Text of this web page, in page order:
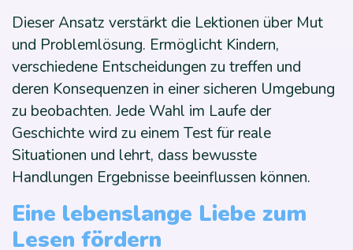
Dieser Ansatz verstärkt die Lektionen über Mut
und Problemlösung. Ermöglicht Kindern,
verschiedene Entscheidungen zu treffen und
deren Konsequenzen in einer sicheren Umgebung
zu beobachten. Jede Wahl im Laufe der
Geschichte wird zu einem Test für reale
Situationen und lehrt, dass bewusste
Handlungen Ergebnisse beeinflussen können.
Eine lebenslange Liebe zum
Lesen fördern